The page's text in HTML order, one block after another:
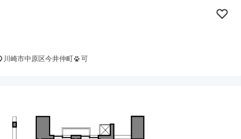
川崎市中原区今井仲町 可